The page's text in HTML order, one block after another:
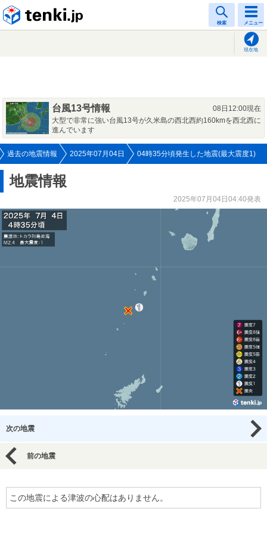
検索 メニュー
現在地
台風13号情報
08日12:00現在
大型で非常に強い台風13号が久米島の西北西約160kmを西北西に
進んでいます
過去の地震情報 2025年07月04日 04時35分頃発生した地震(最大震度1)
地震情報
2025年07月04日04:40発表
次の地震
前の地震
この地震による津波の心配はありません。